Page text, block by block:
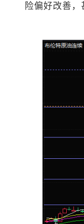
险偏好改善